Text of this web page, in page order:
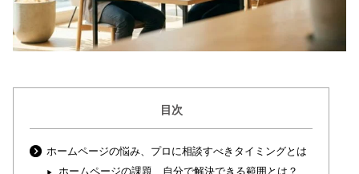
目次
ホームページの悩み、プロに相談すべきタイミングとは
ホームページの課題、自分で解決できる範囲とは？